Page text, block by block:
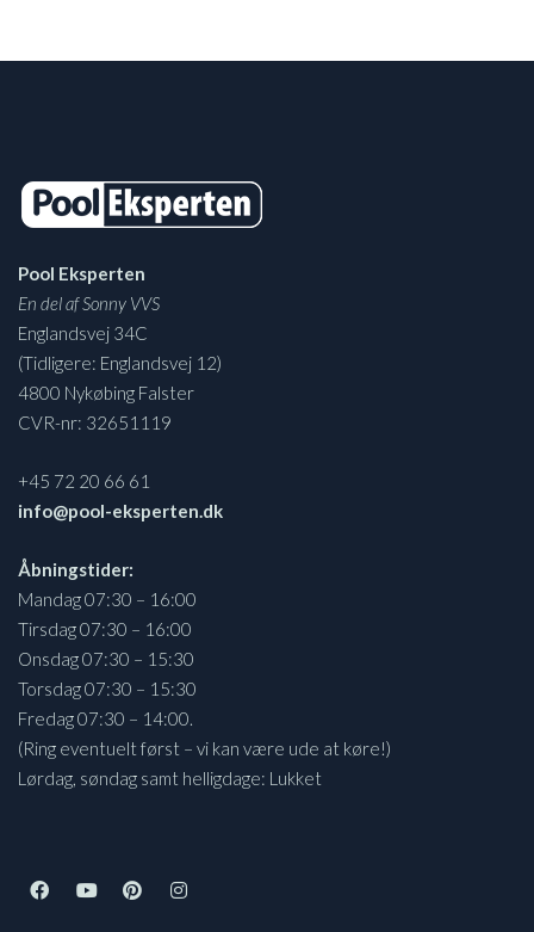
Pool Eksperten
En del af Sonny VVS
Englandsvej 34C
(Tidligere: Englandsvej 12)
4800 Nykøbing Falster
CVR-nr: 32651119
+45 72 20 66 61
info@pool-eksperten.dk
Åbningstider:
Mandag 07:30 – 16:00
Tirsdag 07:30 – 16:00
Onsdag 07:30 – 15:30
Torsdag 07:30 – 15:30
Fredag 07:30 – 14:00.
(Ring eventuelt først – vi kan være ude at køre!)
Lørdag, søndag samt helligdage: Lukket